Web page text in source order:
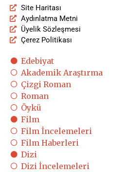
Site Haritası
Aydınlatma Metni
Üyelik Sözleşmesi
Çerez Politikası
Edebiyat
Akademik Araştırma
Çizgi Roman
Roman
Öykü
Film
Film İncelemeleri
Film Haberleri
Dizi
Dizi İncelemeleri